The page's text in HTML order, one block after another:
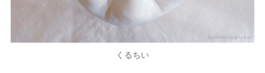
くるちい